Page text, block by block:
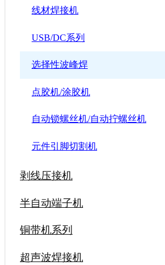
线材焊接机
USB/DC系列
选择性波峰焊
点胶机/涂胶机
自动锁螺丝机/自动拧螺丝机
元件引脚切割机
剥线压接机
半自动端子机
铜带机系列
超声波焊接机